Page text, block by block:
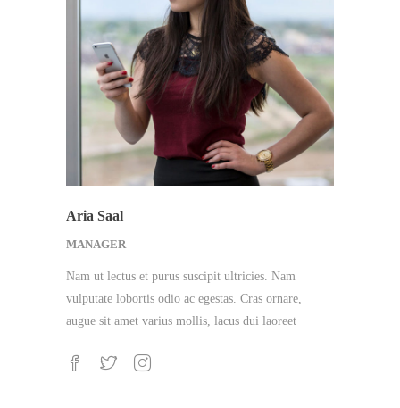
Aria Saal
MANAGER
Nam ut lectus et purus suscipit ultricies. Nam
vulputate lobortis odio ac egestas. Cras ornare,
augue sit amet varius mollis, lacus dui laoreet